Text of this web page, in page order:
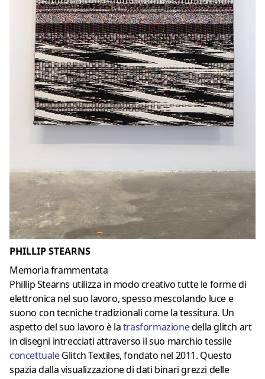
PHILLIP STEARNS
Memoria frammentata
Phillip Stearns utilizza in modo creativo tutte le forme di
elettronica nel suo lavoro, spesso mescolando luce e
suono con tecniche tradizionali come la tessitura. Un
aspetto del suo lavoro è latrasformazionedella glitch art
in disegni intrecciati attraverso il suo marchio tessile
concettualeGlitch Textiles, fondato nel 2011. Questo
spazia dalla visualizzazione di dati binari grezzi delle